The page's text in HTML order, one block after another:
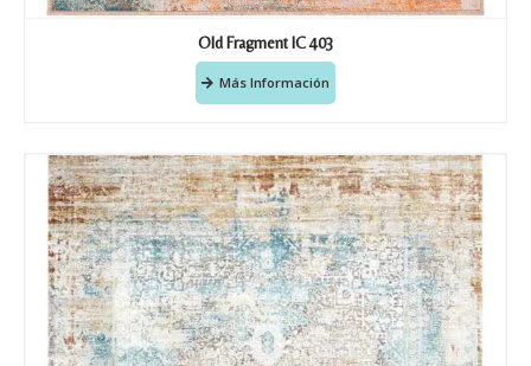
Old Fragment IC 403
Más Información